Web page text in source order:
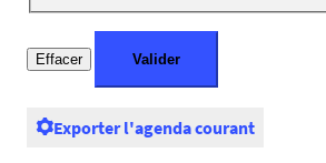
Exporter l'agenda courant